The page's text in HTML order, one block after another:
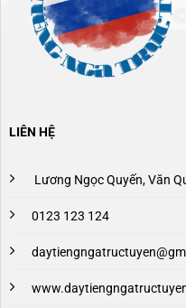
LIÊN HỆ
Lương Ngọc Quyến, Văn
0123 123 124